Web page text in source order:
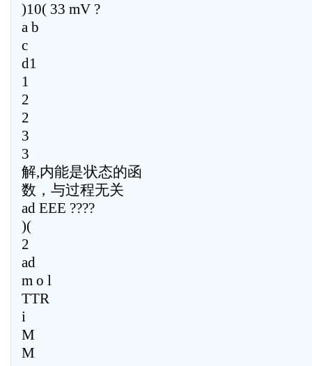
)10( 33 mV ?
a b
c
d1
1
2
2
3
3
解,内能是状态的函
数，与过程无关
ad EEE ????
)(
2
ad
m o l
TTR
i
M
M